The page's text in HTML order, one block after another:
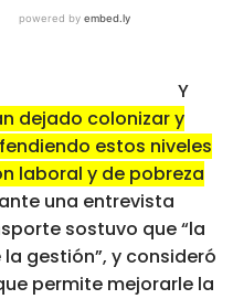
Y
dejado colonizar y
estos niveles
laboral y de pobreza
una entrevista
sostuvo que “la
gestión”, y consideró
permite mejorarle la